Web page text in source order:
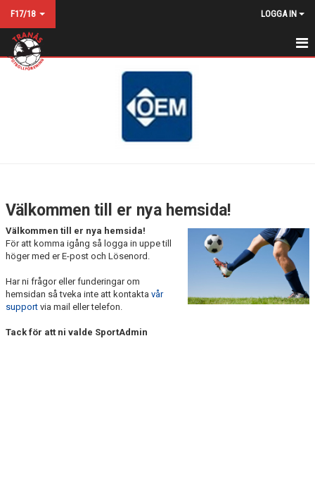
F17/18 LOGGA IN
HEM
DOKUMENT
KONTAKT
Välkommen till er nya hemsida!
Välkommen till er nya hemsida!
För att komma igång så logga in uppe till
höger med er E-post och Lösenord.
Har ni frågor eller funderingar om
hemsidan så tveka inte att kontakta vår
support via mail eller telefon.
Tack för att ni valde SportAdmin